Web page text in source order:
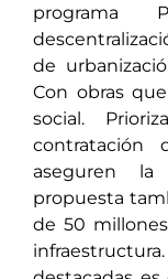
programa
de
Con obras
social.
contratación
aseguren
propuesta
de 50